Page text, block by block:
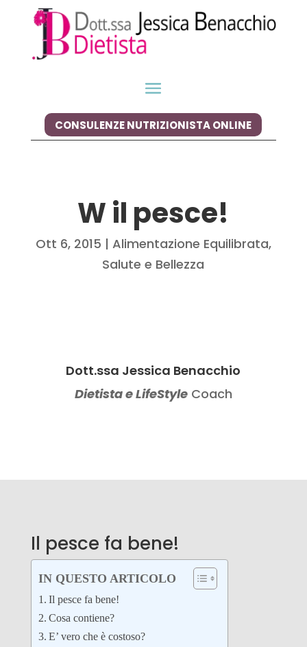
CONSULENZE NUTRIZIONISTA ONLINE
W il pesce!
Ott 6, 2015 | Alimentazione Equilibrata,
Salute e Bellezza
Dott.ssa Jessica Benacchio
Dietista e LifeStyleCoach
Il pesce fa bene!
IN QUESTO ARTICOLO
Il pesce fa bene!
Cosa contiene?
E’ vero che è costoso?